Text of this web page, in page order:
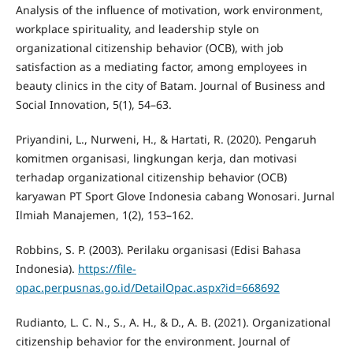
Analysis of the influence of motivation, work environment,
workplace spirituality, and leadership style on
organizational citizenship behavior (OCB), with job
satisfaction as a mediating factor, among employees in
beauty clinics in the city of Batam. Journal of Business and
Social Innovation, 5(1), 54–63.
Priyandini, L., Nurweni, H., & Hartati, R. (2020). Pengaruh
komitmen organisasi, lingkungan kerja, dan motivasi
terhadap organizational citizenship behavior (OCB)
karyawan PT Sport Glove Indonesia cabang Wonosari. Jurnal
Ilmiah Manajemen, 1(2), 153–162.
Robbins, S. P. (2003). Perilaku organisasi (Edisi Bahasa
Indonesia). https://file-
opac.perpusnas.go.id/DetailOpac.aspx?id=668692
Rudianto, L. C. N., S., A. H., & D., A. B. (2021). Organizational
citizenship behavior for the environment. Journal of